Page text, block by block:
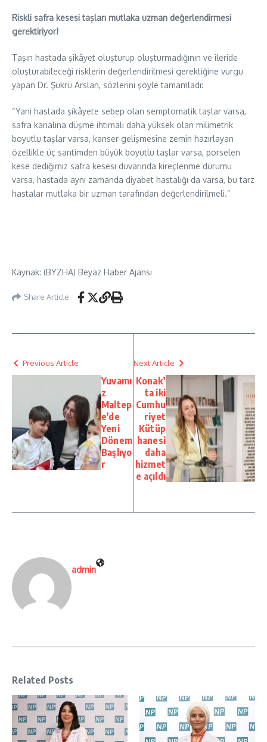
Riskli safra kesesi taşları mutlaka uzman değerlendirmesi
gerektiriyor!
Taşın hastada şikâyet oluşturup oluşturmadığının ve ileride
oluşturabileceği risklerin değerlendirilmesi gerektiğine vurgu
yapan Dr. Şükrü Arslan, sözlerini şöyle tamamladı:
“Yani hastada şikâyete sebep olan semptomatik taşlar varsa,
safra kanalına düşme ihtimali daha yüksek olan milimetrik
boyutlu taşlar varsa, kanser gelişmesine zemin hazırlayan
özellikle üç santimden büyük boyutlu taşlar varsa, porselen
kese dediğimiz safra kesesi duvarında kireçlenme durumu
varsa, hastada aynı zamanda diyabet hastalığı da varsa, bu tarz
hastalar mutlaka bir uzman tarafından değerlendirilmeli.”
Kaynak: (BYZHA) Beyaz Haber Ajansı
Share Article
Previous Article
Yuvamı
z
Maltep
e’de
Yeni
Dönem
Başlıyo
r
Next Article
Konak’
ta iki
Cumhu
riyet
Kütüp
hanesi
daha
hizmet
e açıldı
admin
Related Posts